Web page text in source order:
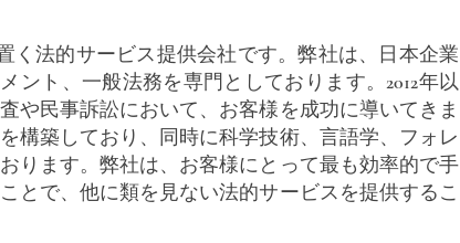
く法的サービス提供会社です。弊社は、日本企業
ント、一般法務を専門としております。2012年以
や民事訴訟において、お客様を成功に導いてきま
構築しており、同時に科学技術、言語学、フォレ
ります。弊社は、お客様にとって最も効率的で手
とで、他に類を見ない法的サービスを提供するこ